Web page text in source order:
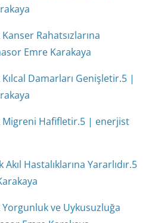
Rahatsızlarına
Emre Karakaya
Kılcal Damarları Genişletir.5 |
Migreni Hafifletir.5 | enerjist
Akıl Hastalıklarına Yararlıdır.5
Yorgunluk ve Uykusuzluğa